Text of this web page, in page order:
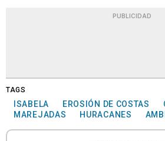
PUBLICIDAD
TAGS
ISABELA EROSIÓN DE COSTAS
MAREJADAS
HURACANES